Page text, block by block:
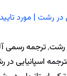
در رشت | مورد
رشت,ترجمه رسمی
اسپانیایی